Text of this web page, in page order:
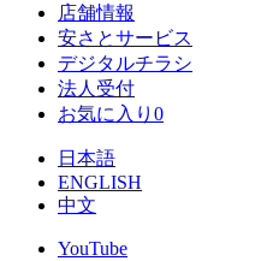
店舗情報
安さとサービス
デジタルチラシ
法人受付
お気に入り 0
日本語
ENGLISH
中文
YouTube